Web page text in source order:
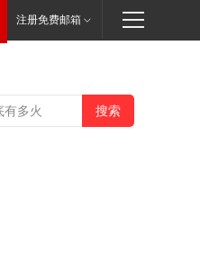
注册免费邮箱